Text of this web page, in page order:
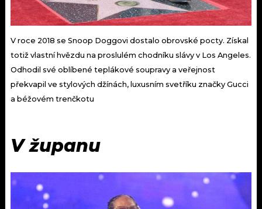
V roce 2018 se Snoop Doggovi dostalo obrovské pocty. Získal
totiž vlastní hvězdu na proslulém chodníku slávy v Los Angeles.
Odhodil své oblíbené teplákové soupravy a veřejnost
překvapil ve stylových džínách, luxusním svetříku značky Gucci
a béžovém trenčkotu
V županu